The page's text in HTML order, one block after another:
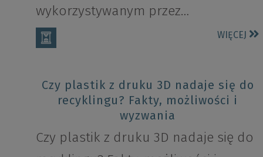
wykorzystywanym przez…
WIĘCEJ
Czy plastik z druku 3D nadaje się do
recyklingu? Fakty, możliwości i
wyzwania
Czy plastik z druku 3D nadaje się do